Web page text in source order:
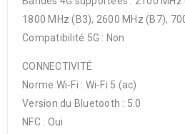
1800 MHz (B3), 2600 MHz (B7),
Compatibilité 5G : Non
CONNECTIVITÉ
Norme Wi-Fi : Wi-Fi 5 (ac)
Version du Bluetooth : 5.0
NFC : Oui